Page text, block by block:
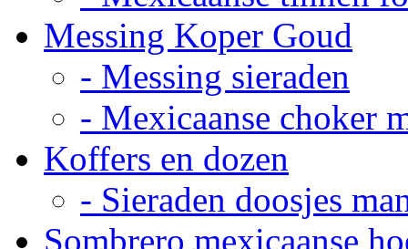
Messing Koper Goud
- Messing sieraden
- Mexicaanse choker
Koffers en dozen
- Sieraden doosjes
Sombrero mexicaanse